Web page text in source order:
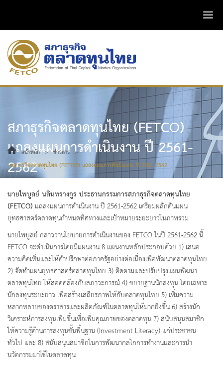
สภาธุรกิจตลาดทุนไทย (FETCO)
แถลงแผนการดำเนินงาน ปี 2561-
2562
หน้าหลัก > ข่าวสาร >
สภาธุรกิจตลาดทุนไทย (FETCO) แถลงแผนการดำเนินงาน ปี 2561-2562
นายไพบูลย์ นลินทรางกูร ประธานกรรมการสภาธุรกิจตลาดทุนไทย
(FETCO) แถลงแผนการดำเนินงาน ปี 2561-2562 เตรียมผลักดันแผน
ยุทธศาสตร์ตลาดทุนกำหนดทิศทางและเป้าหมายระยะยาวในภาพรวม
นายไพบูลย์ กล่าวว่านโยบายการดำเนินงานของ FETCO ในปี 2561-2562 นี้
FETCO จะดำเนินการโดยมีแผนงาน 8 แผนงานหลักประกอบด้วย 1) เสนอ
ความคิดเห็นและให้คำปรึกษาต่อภาครัฐอย่างต่อเนื่องเพื่อพัฒนาตลาดทุนไทย
2) จัดทำแผนยุทธศาสตร์ตลาดทุนไทย 3) ติดตามและปรับปรุงแผนพัฒนา
ตลาดทุนไทย ให้สอดคล้องกับสภาวะการณ์ 4) ขยายฐานนักลงทุน โดยเฉพาะ
นักลงทุนระยะยาว เพื่อสร้างเสถียรภาพให้กับตลาดทุนไทย 5) เพิ่มความ
หลากหลายของตราสารและผลิตภัณฑ์ในตลาดทุนให้มากยิ่งขึ้น 6) สร้างนัก
วิเคราะห์การลงทุนเพิ่มขึ้นเพื่อเพิ่มคุณภาพของตลาดทุน 7) สนับสนุนสมาชิก
ให้ความรู้ด้านการลงทุนขั้นพื้นฐาน (Investment Literacy) แก่ประชาชน
ทั่วไป และ 8) สนับสนุนสมาชิกในการพัฒนากลไกการทำงานและการนำ
นวัตกรรมมาใช้ในตลาดทุน